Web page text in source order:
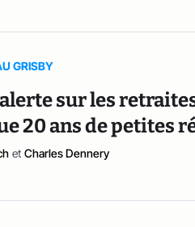
GRISBY
sur les
20 ans de
et Charles Dennery